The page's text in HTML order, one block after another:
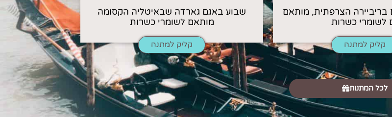
בריביירה הצרפתית, מותאם
לשומרי כשרות
קליק למתנה
שבוע באגם גארדה שבאיטליה הקסומה
מותאם לשומרי כשרות
קליק למתנה
לכל המתנות